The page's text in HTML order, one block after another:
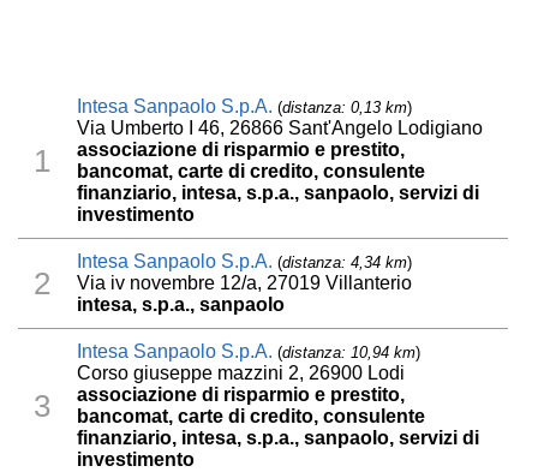
1
Intesa Sanpaolo S.p.A. (distanza: 0,13 km)
Via Umberto I 46, 26866 Sant'Angelo Lodigiano
associazione di risparmio e prestito,
bancomat, carte di credito, consulente
finanziario, intesa, s.p.a., sanpaolo, servizi di
investimento
2
Intesa Sanpaolo S.p.A. (distanza: 4,34 km)
Via iv novembre 12/a, 27019 Villanterio
intesa, s.p.a., sanpaolo
3
Intesa Sanpaolo S.p.A. (distanza: 10,94 km)
Corso giuseppe mazzini 2, 26900 Lodi
associazione di risparmio e prestito,
bancomat, carte di credito, consulente
finanziario, intesa, s.p.a., sanpaolo, servizi di
investimento